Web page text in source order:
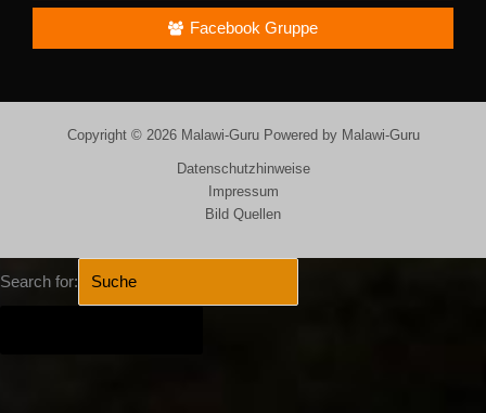
Facebook Gruppe
Copyright © 2026 Malawi-Guru Powered by Malawi-Guru
Datenschutzhinweise
Impressum
Bild Quellen
Search for: